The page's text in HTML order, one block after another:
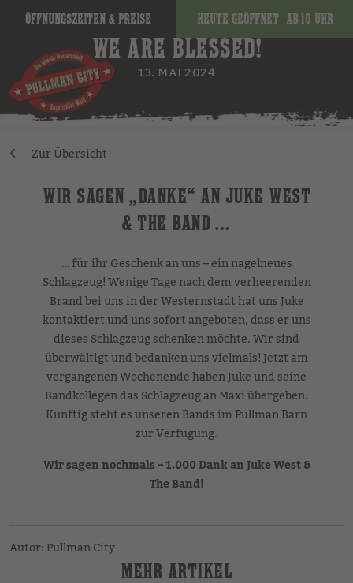
Öffnungszeiten & Preise Heute geöffnet ab 10 Uhr
WE ARE BLESSED!
13. MAI 2024
Zur Übersicht
WIR SAGEN „DANKE“ AN JUKE WEST
& THE BAND …
… für ihr Geschenk an uns – ein nagelneues
Schlagzeug! Wenige Tage nach dem verheerenden
Brand bei uns in der Westernstadt hat uns Juke
kontaktiert und uns sofort angeboten, dass er uns
dieses Schlagzeug schenken möchte. Wir sind
überwältigt und bedanken uns vielmals! Jetzt am
vergangenen Wochenende haben Juke und seine
Bandkollegen das Schlagzeug an Maxi übergeben.
Künftig steht es unseren Bands im Pullman Barn
zur Verfügung.
Wir sagen nochmals – 1.000 Dank an Juke West &
The Band!
Autor: Pullman City
MEHR ARTIKEL